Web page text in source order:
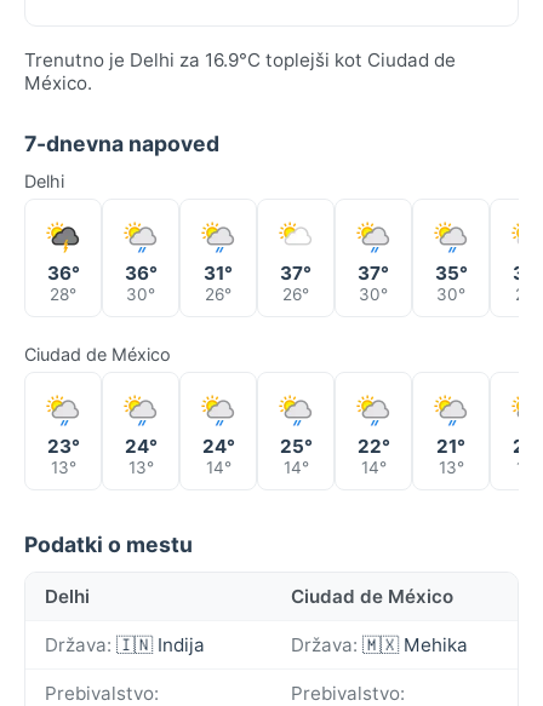
Trenutno je Delhi za 16.9°C toplejši kot Ciudad de
México.
7-dnevna napoved
Delhi
36°
28°
36°
30°
31°
26°
37°
26°
37°
30°
35°
30° 29°
Ciudad de México
23°
13°
24°
13°
24°
14°
25°
14°
22°
14°
21°
13° 14°
Podatki o mestu
Delhi Ciudad de México
Država: 🇮🇳 Indija Država: 🇲🇽 Mehika
Prebivalstvo:
Prebivalstvo: